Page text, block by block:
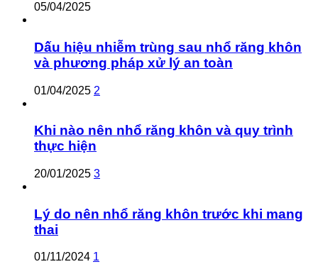
05/04/2025
Dấu hiệu nhiễm trùng sau nhổ răng khôn
và phương pháp xử lý an toàn
01/04/2025 2
Khi nào nên nhổ răng khôn và quy trình
thực hiện
20/01/2025 3
Lý do nên nhổ răng khôn trước khi mang
thai
01/11/2024 1